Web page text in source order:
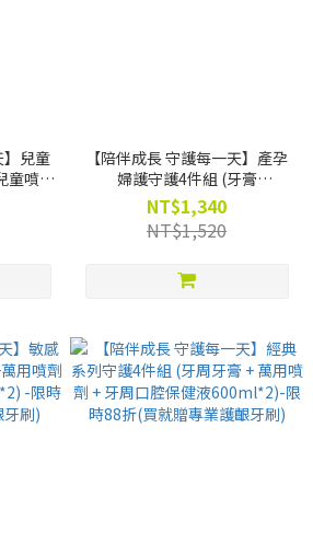
】兒童
童噴劑
88折
智數
【陪伴成長 守護每一天】產孕
婦護守護4件組 (牙膏
120g*2+口腔保健液300ml*2)
-限時88折(買就贈專業護齦牙
刷)
NT$1,340
NT$1,520